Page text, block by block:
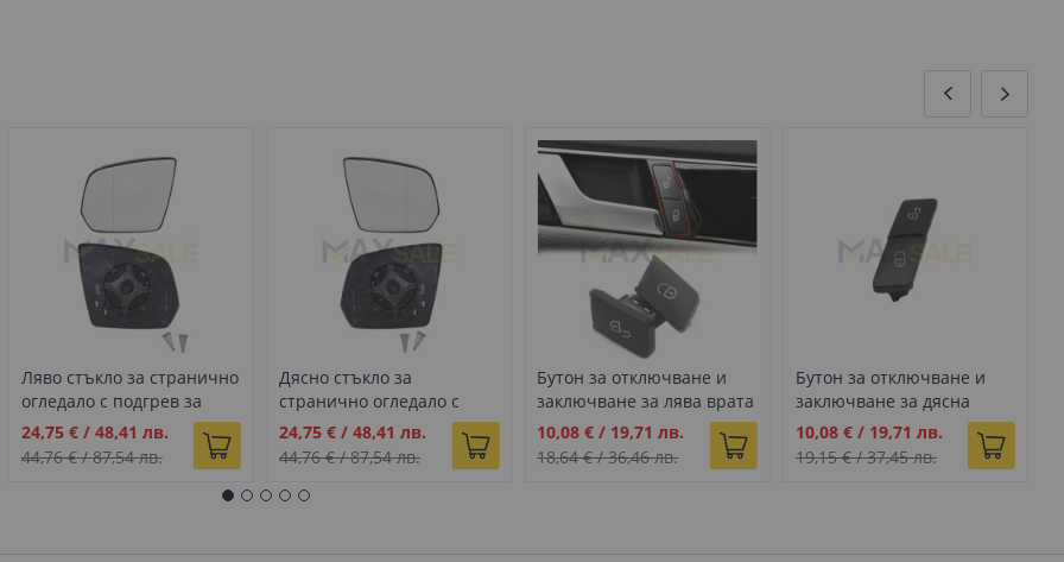
Ляво стъкло за странично
огледало с подгрев за
Mercedes GLK M X204
W164 (2008-2012)
Промо
цена
24,75 €/ 48,41 лв.
44,76 €/87,54 лв.
Дясно стъкло за
странично огледало с
подгрев за Mercedes GLK
M X204 W164 (2008-2012)
Промо
цена
24,75 €/ 48,41 лв.
44,76 €/87,54 лв.
Бутон за отключване и
заключване за лява врата
черно на Mercedes Benz A
B C CLA CLS G E GLK GLE
Промо
цена
10,08 € / 19,71 лв.
18,64 €/36,46 лв.
Бутон за отключване и
заключване за дясна
врата черно на Mercedes
Benz A B C CLA CLS G E GLK
Промо
цена
10,08 €/ 19,71 лв.
19,15 €/37,45 лв.